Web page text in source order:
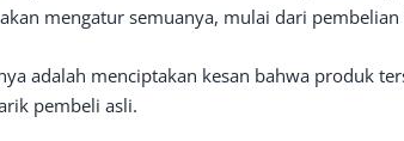
mengatur semuanya, mulai dari
adalah menciptakan kesan bahwa produk
pembeli asli.